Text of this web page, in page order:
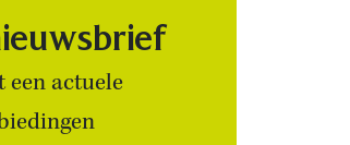
actuele